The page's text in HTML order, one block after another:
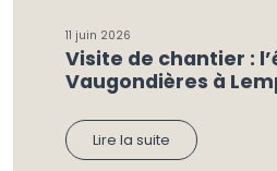
11 juin 2026
Visite de chantier :
Vaugondières à
Lire la suite